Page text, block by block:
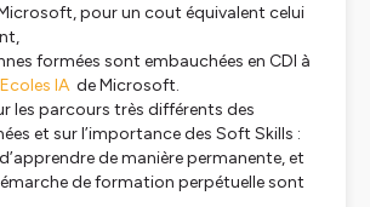
pour un cout équivalent celui
formées sont embauchées en CDI à
Ecoles IA de Microsoft.
les parcours très différents des
et sur l’importance des Soft Skills :
de manière permanente, et
de formation perpétuelle sont